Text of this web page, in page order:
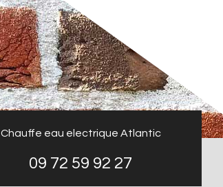
Chauffe eau electrique Atlantic
09 72 59 92 27